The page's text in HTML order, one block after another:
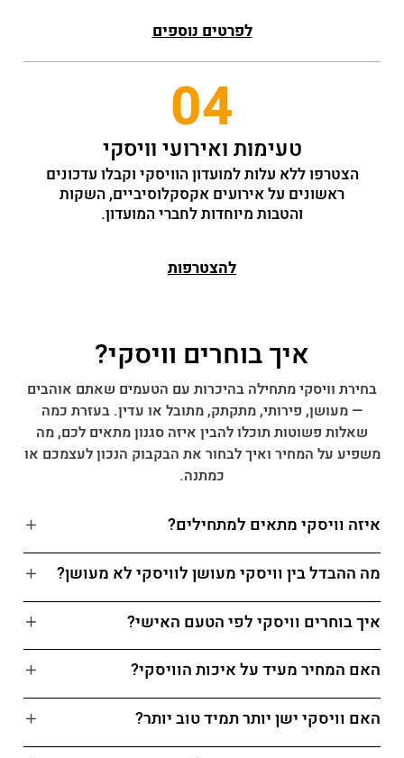
לפרטים נוספים
04
טעימות ואירועי וויסקי
הצטרפו ללא עלות למועדון הוויסקי וקבלו עדכונים
ראשונים על אירועים אקסקלוסיביים, השקות
והטבות מיוחדות לחברי המועדון.
להצטרפות
איך בוחרים וויסקי?
בחירת וויסקי מתחילה בהיכרות עם הטעמים שאתם אוהבים
— מעושן, פירותי, מתקתק, מתובל או עדין. בעזרת כמה
שאלות פשוטות תוכלו להבין איזה סגנון מתאים לכם, מה
משפיע על המחיר ואיך לבחור את הבקבוק הנכון לעצמכם או
כמתנה.
איזה וויסקי מתאים למתחילים?
מה ההבדל בין וויסקי מעושן לוויסקי לא מעושן?
איך בוחרים וויסקי לפי הטעם האישי?
האם המחיר מעיד על איכות הוויסקי?
האם וויסקי ישן יותר תמיד טוב יותר?